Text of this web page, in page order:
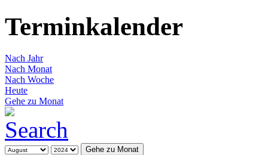
Terminkalender
Nach Jahr
Nach Monat
Nach Woche
Heute
Gehe zu Monat
Gehe zu Monat